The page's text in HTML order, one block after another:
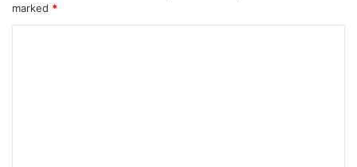
marked *